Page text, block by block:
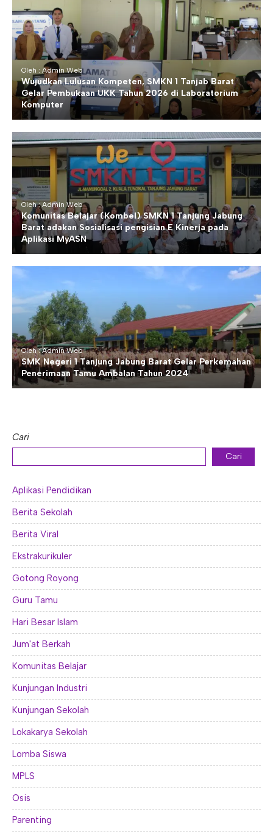
Oleh : Admin Web
Wujudkan Lulusan Kompeten, SMKN 1 Tanjab Barat
Gelar Pembukaan UKK Tahun 2026 di Laboratorium
Komputer
Oleh : Admin Web
Komunitas Belajar (Kombel) SMKN 1 Tanjung Jabung
Barat adakan Sosialisasi pengisian E Kinerja pada
Aplikasi MyASN
Oleh : Admin Web
SMK Negeri 1 Tanjung Jabung Barat Gelar Perkemahan
Penerimaan Tamu Ambalan Tahun 2024
Cari
Cari
Aplikasi Pendidikan
Berita Sekolah
Berita Viral
Ekstrakurikuler
Gotong Royong
Guru Tamu
Hari Besar Islam
Jum'at Berkah
Komunitas Belajar
Kunjungan Industri
Kunjungan Sekolah
Lokakarya Sekolah
Lomba Siswa
MPLS
Osis
Parenting